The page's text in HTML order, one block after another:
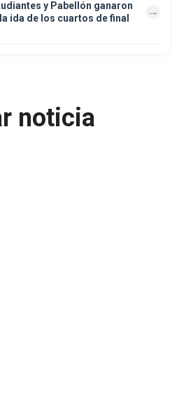
y Pabellón ganaron
ida de los cuartos de final
noticia